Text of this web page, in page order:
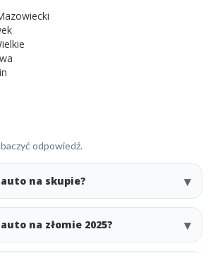
odpowiedź.
na skupie? ▾
na złomie 2025? ▾